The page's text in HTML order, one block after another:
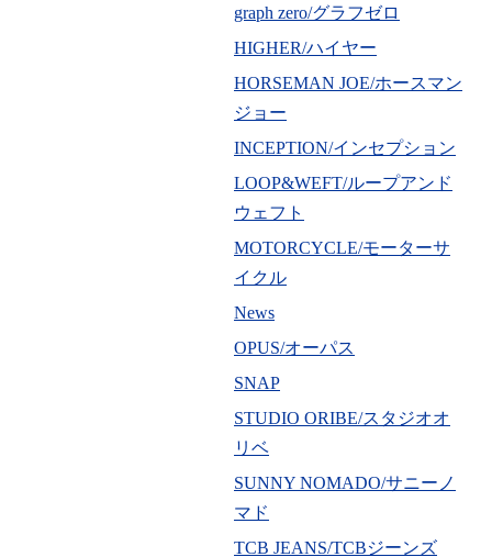
graph zero/グラフゼロ
HIGHER/ハイヤー
HORSEMAN JOE/ホースマン
ジョー
INCEPTION/インセプション
LOOP&WEFT/ループアンド
ウェフト
MOTORCYCLE/モーターサ
イクル
News
OPUS/オーパス
SNAP
STUDIO ORIBE/スタジオオ
リベ
SUNNY NOMADO/サニーノ
マド
TCB JEANS/TCBジーンズ